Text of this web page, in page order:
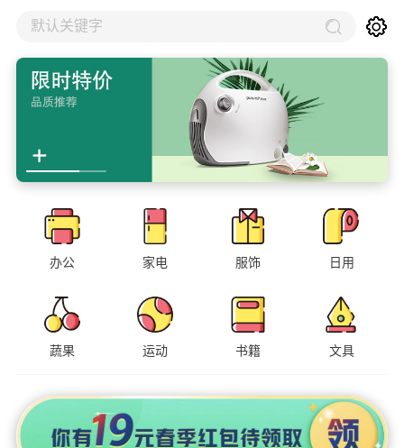
默认关键字
办公 家电 服饰 日用
蔬果 运动 书籍 文具